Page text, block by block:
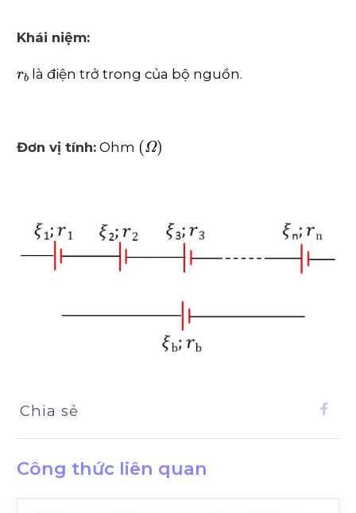
Khái niệm:
blà điện trở trong của bộ nguồn.
Đơn vị tính: Ohm (Ω)
Chia sẻ
Công thức liên quan